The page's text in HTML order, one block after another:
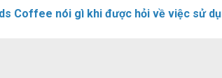
Coffee nói gì khi được hỏi về việc sử